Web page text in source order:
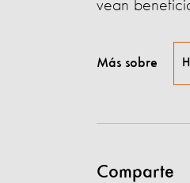
vean
Más sobre
Comparte